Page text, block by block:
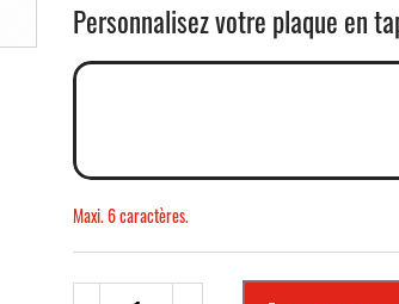
Personnalisez votre plaque en
Maxi. 6 caractères.
quantité